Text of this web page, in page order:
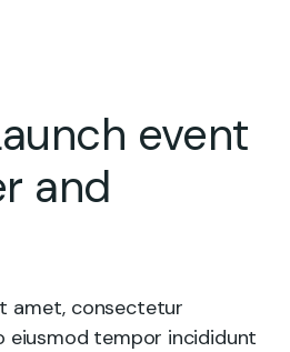
event
and
amet, consectetur
eiusmod tempor incididunt